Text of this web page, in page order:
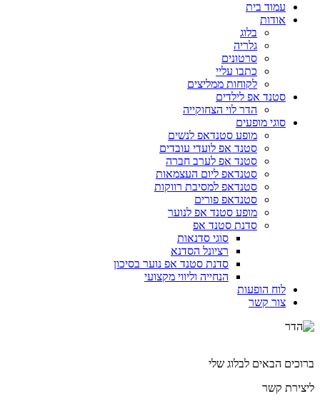
עמוד בית
אודות
בלוג
גלריה
סרטונים
כתבו עליי
לקוחות ממליצים
סטנד אפ לילדים
הדר לוי הצחוקייה
סוגי מופעים
מופע סטנדאפ לנשים
סטנד אפ לועדי עובדים
סטנד אפ לערב חברה
סטנדאפ ליום העצמאות
סטנדאפ למסיבת רווקות
סטנדאפ פורים
מופע סטנד אפ לנוער
סדנת סטנד אפ
סוגי סדנאות
רציונל הסדנא
סדנת סטנד אפ נוער בסיכון
הנחייה וליווי מקצועי
לוח הופעות
צור קשר
ברוכים הבאים לבלוג שלי
ליצירת קשר